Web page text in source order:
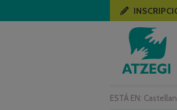
ESTÁ EN: